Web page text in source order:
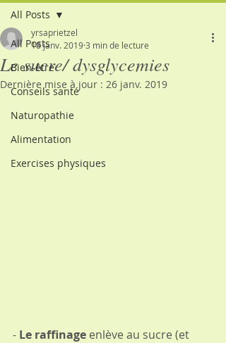
All Posts
Bien-être
Conseils santé
Naturopathie
Alimentation
Exercises physiques
All Posts
Le sucre/ dysglycemies
yrsaprietzel
18 janv. 20193 min de lecture
Dernière mise à jour : 26 janv. 2019
- Le raffinage enlève au sucre (et